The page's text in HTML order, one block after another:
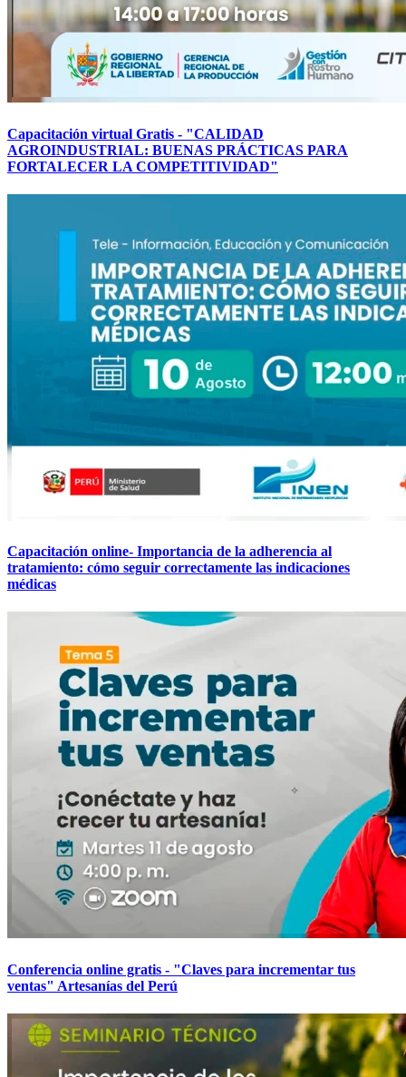
Capacitación virtual Gratis - "CALIDAD
AGROINDUSTRIAL: BUENAS PRÁCTICAS PARA
FORTALECER LA COMPETITIVIDAD"
Capacitación online- Importancia de la adherencia al
tratamiento: cómo seguir correctamente las indicaciones
médicas
Conferencia online gratis - "Claves para incrementar tus
ventas" Artesanías del Perú